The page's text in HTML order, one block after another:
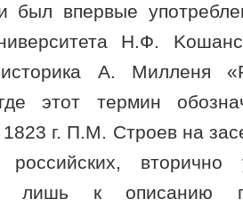
был впервые
Н.Ф.
историка А. Милленя
этот термин
1823 г. П.М. Строев на
вторично
лишь к описанию